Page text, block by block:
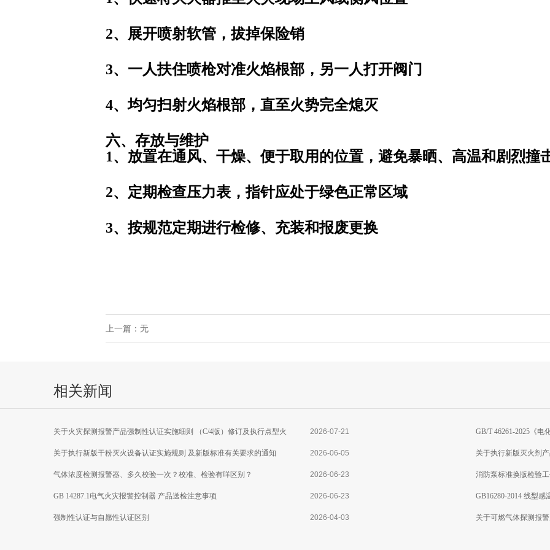
2、展开喷射软管，拔掉保险销
3、一人扶住喷枪对准火焰根部，另一人打开阀门
4、均匀扫射火焰根部，直至火势完全熄灭
六、存放与维护
1、放置在通风、干燥、便于取用的位置，避免暴晒、高温和剧烈撞
2、定期检查压力表，指针应处于绿色正常区域
3、按规范定期进行检修、充装和报废更换
上一篇：无
相关新闻
关于火灾探测报警产品强制性认证实施细则 （C/4版）修订及执行点型火
焰探测器产品新版 国家标准有关要求的通知
2026-07-21
关于执行新版干粉灭火设备认证实施规则 及新版标准有关要求的通知 2026-06-05
气体浓度检测报警器、多久校验一次？校准、检验有咩区别？ 2026-06-23
GB 14287.1电气火灾报警控制器 产品送检注意事项 2026-06-23
强制性认证与自愿性认证区别 2026-04-03
GB/T 46261-2025《
准分析
关于执行新版灭火剂
消防泵标准换版检验
GB16280-2014 线型
关于可燃气体探测报